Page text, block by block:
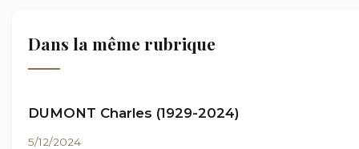
Dans la même rubrique
DUMONT Charles (1929-2024)
5/12/2024